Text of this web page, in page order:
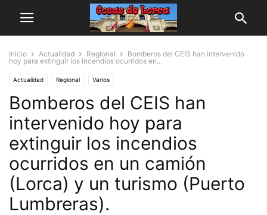
Inicio Actualidad Regional
Bomberos del CEIS han intervenido
hoy para extinguir los incendios ocurridos en...
Actualidad Regional Varios
Bomberos del CEIS han
intervenido hoy para
extinguir los incendios
ocurridos en un camión
(Lorca) y un turismo (Puerto
Lumbreras).